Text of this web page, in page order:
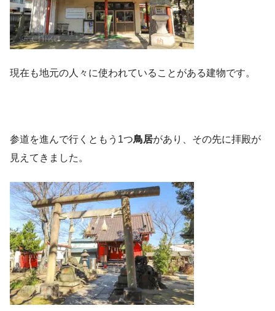
現在も地元の人々に使われていることがある建物です。
参道を進んで行くともう1つ鳥居があり、その先に拝殿が
見えてきました。